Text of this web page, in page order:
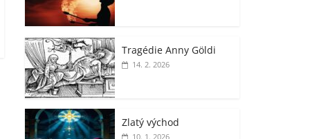
Tragédie Anny Göldi
14. 2. 2026
Zlatý východ
10. 1. 2026